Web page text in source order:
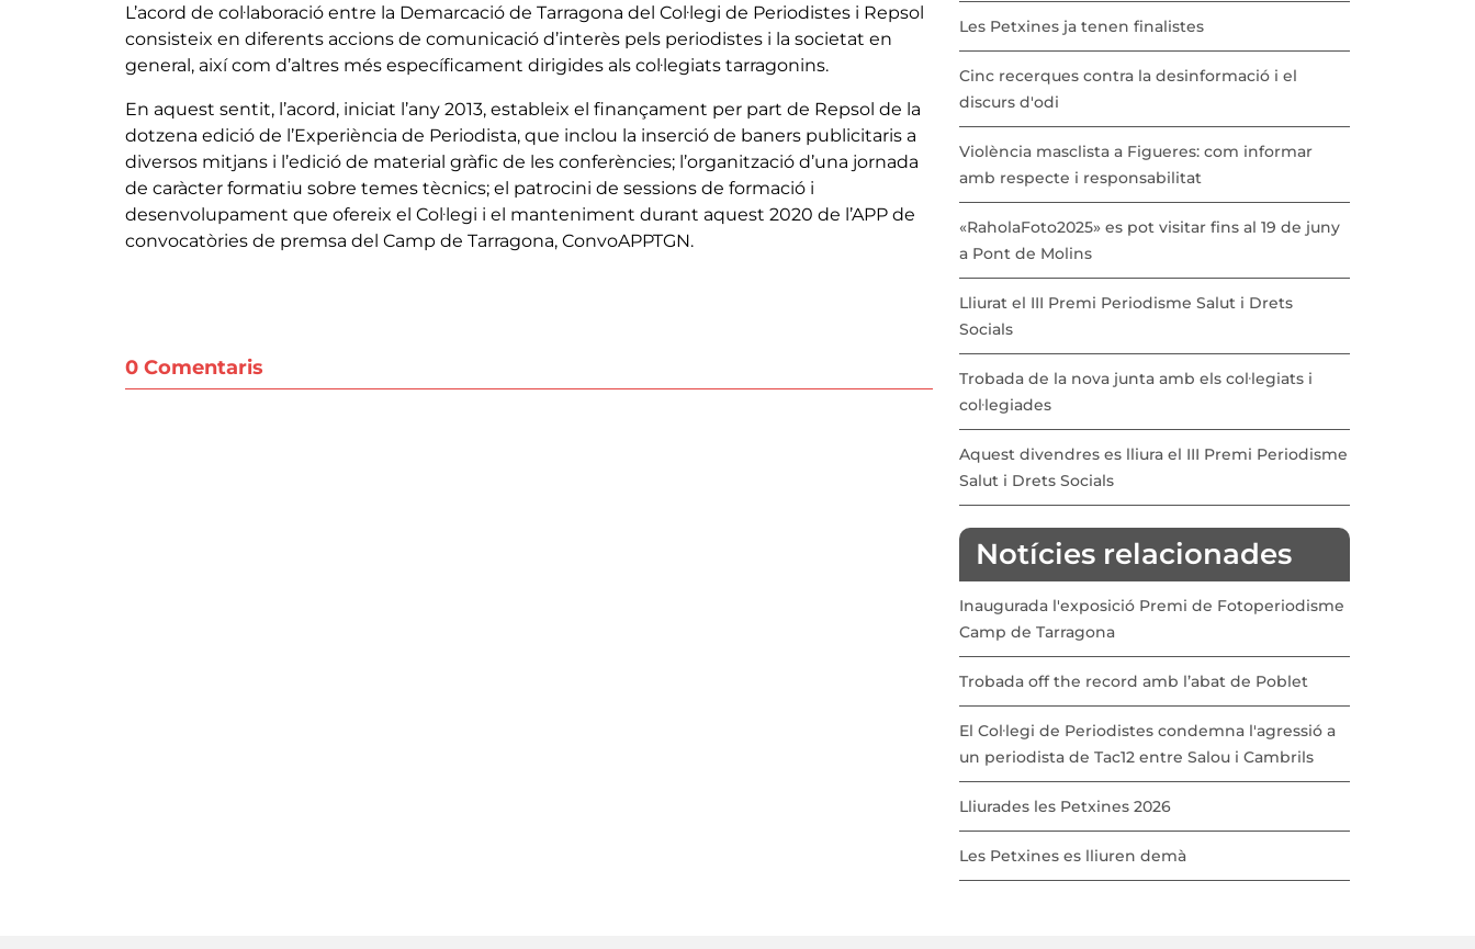
L’acord de col·laboració entre la Demarcació de Tarragona del Col·legi de Periodistes i Repsol
consisteix en diferents accions de comunicació d’interès pels periodistes i la societat en
general, així com d’altres més específicament dirigides als col·legiats tarragonins.
En aquest sentit, l’acord, iniciat l’any 2013, estableix el finançament per part de Repsol de la
dotzena edició de l’Experiència de Periodista, que inclou la inserció de baners publicitaris a
diversos mitjans i l’edició de material gràfic de les conferències; l’organització d’una jornada
de caràcter formatiu sobre temes tècnics; el patrocini de sessions de formació i
desenvolupament que ofereix el Col·legi i el manteniment durant aquest 2020 de l’APP de
convocatòries de premsa del Camp de Tarragona, ConvoAPPTGN.
0 Comentaris
Les Petxines ja tenen finalistes
Cinc recerques contra la desinformació i el
discurs d'odi
Violència masclista a Figueres: com informar
amb respecte i responsabilitat
«RaholaFoto2025» es pot visitar fins al 19 de juny
a Pont de Molins
Lliurat el III Premi Periodisme Salut i Drets
Socials
Trobada de la nova junta amb els col·legiats i
col·legiades
Aquest divendres es lliura el III Premi Periodisme
Salut i Drets Socials
Notícies relacionades
Inaugurada l'exposició Premi de Fotoperiodisme
Camp de Tarragona
Trobada off the record amb l’abat de Poblet
El Col·legi de Periodistes condemna l'agressió a
un periodista de Tac12 entre Salou i Cambrils
Lliurades les Petxines 2026
Les Petxines es lliuren demà